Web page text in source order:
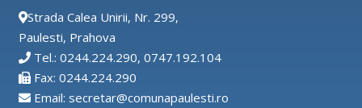
Strada Calea Unirii, Nr. 299,
Paulesti, Prahova
Tel.: 0244.224.290, 0747.192.104
Fax: 0244.224.290
Email: secretar@comunapaulesti.ro